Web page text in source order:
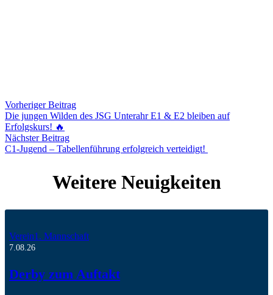
Vorheriger Beitrag
Die jungen Wilden des JSG Unterahr E1 & E2 bleiben auf
Erfolgskurs! 🔥
Nächster Beitrag
C1-Jugend – Tabellenführung erfolgreich verteidigt!
Weitere Neuigkeiten
Verein1. Mannschaft
7.08.26
Derby zum Auftakt